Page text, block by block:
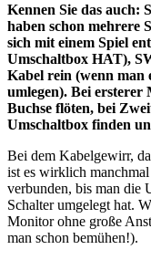
Kennen Sie das auch:
haben schon mehrere
sich mit einem Spiel
Umschaltbox HAT),
Kabel rein (wenn man
umlegen). Bei
Buchse flöten, bei
Umschaltbox finden
Bei dem Kabelgewirr,
ist es wirklich
verbunden, bis man die
Schalter umgelegt hat.
Monitor ohne große
man schon bemühen!).